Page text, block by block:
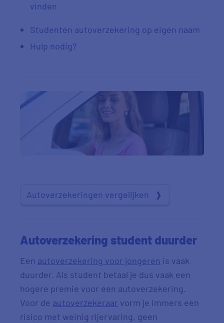
vinden
Studenten autoverzekering op eigen naam
Hulp nodig?
Autoverzekeringen vergelijken
Autoverzekering student duurder
Een autoverzekering voor jongeren is vaak
duurder. Als student betaal je dus vaak een
hogere premie voor een autoverzekering.
Voor de autoverzekeraar vorm je immers een
risico met weinig rijervaring, geen